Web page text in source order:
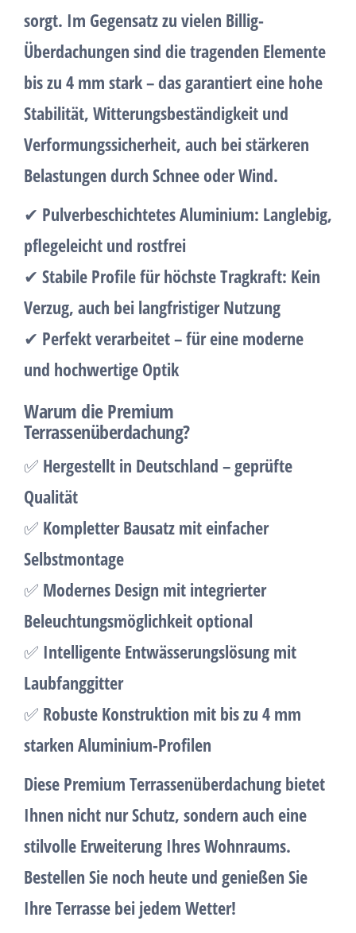
sorgt. Im Gegensatz zu vielen Billig-
Überdachungen sind die tragenden Elemente
bis zu 4 mm stark– das garantiert eine hohe
Stabilität, Witterungsbeständigkeit und
Verformungssicherheit, auch bei stärkeren
Belastungen durch Schnee oder Wind.
✔ Pulverbeschichtetes Aluminium: Langlebig,
pflegeleicht und rostfrei
✔ Stabile Profile für höchste Tragkraft: Kein
Verzug, auch bei langfristiger Nutzung
✔ Perfekt verarbeitet – für eine moderne
und hochwertige Optik
Warum die Premium
Terrassenüberdachung?
✅ Hergestellt in Deutschland – geprüfte
Qualität
✅ Kompletter Bausatz mit einfacher
Selbstmontage
✅ Modernes Design mit integrierter
Beleuchtungsmöglichkeit optional
✅ Intelligente Entwässerungslösung mit
Laubfanggitter
✅ Robuste Konstruktion mit bis zu 4 mm
starken Aluminium-Profilen
Diese Premium Terrassenüberdachung bietet
Ihnen nicht nur Schutz, sondern auch eine
stilvolle Erweiterung Ihres Wohnraums.
Bestellen Sie noch heute und genießen Sie
Ihre Terrasse bei jedem Wetter!